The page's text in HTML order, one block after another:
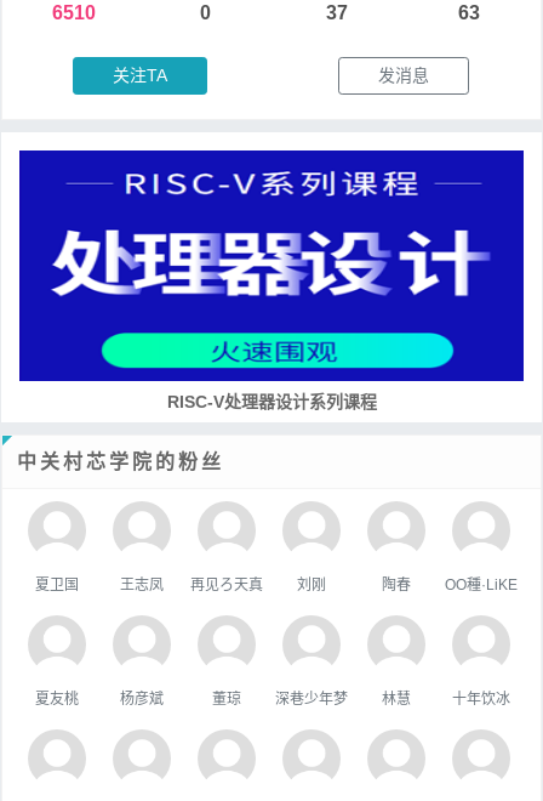
6510
0
37
63
关注TA 发消息
RISC-V处理器设计系列课程
中关村芯学院的粉丝
夏卫国 王志凤 再见ろ天真 刘刚 陶春 OO種·LiKE
夏友桃 杨彦斌 董琼 深巷少年梦 林慧 十年饮冰